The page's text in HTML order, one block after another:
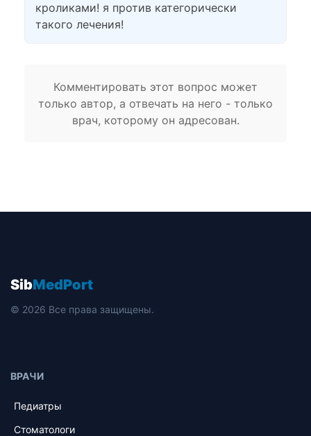
кроликами! я против категорически
такого лечения!
Комментировать этот вопрос может
только автор, а отвечать на него - только
врач, которому он адресован.
SibMedPort
© 2026 Все права защищены.
ВРАЧИ
Педиатры
Стоматологи